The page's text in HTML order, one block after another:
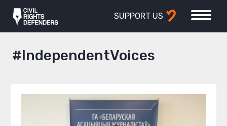
SUPPORT US
#IndependentVoices